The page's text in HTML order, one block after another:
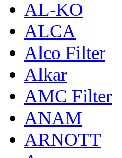
AL-KO
ALCA
Alco Filter
Alkar
AMC Filter
ANAM
ARNOTT